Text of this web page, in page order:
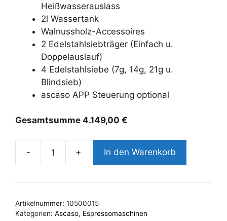
Heißwasserauslass
2l Wassertank
Walnussholz-Accessoires
2 Edelstahlsiebträger (Einfach u.
Doppelauslauf)
4 Edelstahlsiebe (7g, 14g, 21g u.
Blindsieb)
ascaso APP Steuerung optional
Gesamtsumme 4.149,00 €
-
Ascaso
T
Schwarz
+ In den Warenkorb
Artikelnummer: 10500015
Kategorien: Ascaso, Espressomaschinen